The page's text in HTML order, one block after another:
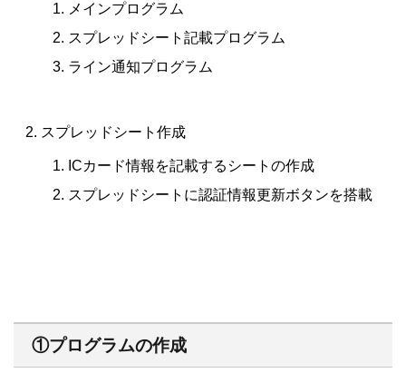
メインプログラム
スプレッドシート記載プログラム
ライン通知プログラム
スプレッドシート作成
ICカード情報を記載するシートの作成
スプレッドシートに認証情報更新ボタンを搭載
①プログラムの作成